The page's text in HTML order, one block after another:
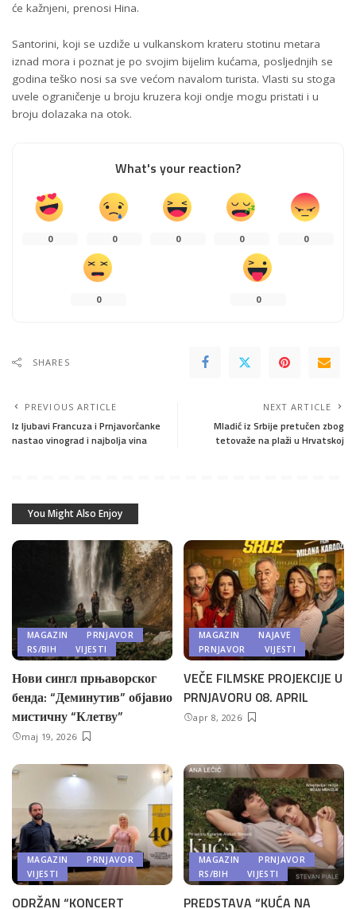
će kažnjeni, prenosi Hina.
Santorini, koji se uzdiže u vulkanskom krateru stotinu metara
iznad mora i poznat je po svojim bijelim kućama, posljednjih se
godina teško nosi sa sve većom navalom turista. Vlasti su stoga
uvele ograničenje u broju kruzera koji ondje mogu pristati i u
broju dolazaka na otok.
What's your reaction?
0 0 0 0 0
0 0
SHARES
PREVIOUS ARTICLE
Iz ljubavi Francuza i Prnjavorčanke
nastao vinograd i najbolja vina
NEXT ARTICLE
Mladić iz Srbije pretučen zbog
tetovaže na plaži u Hrvatskoj
You Might Also Enjoy
MAGAZIN
PRNJAVOR
RS/BIH
VIJESTI
Нови сингл прњаворског
бенда: “Деминутив” објавио
мистичну “Клетву”
maj 19, 2026
MAGAZIN
NAJAVE
PRNJAVOR
VIJESTI
VEČE FILMSKE PROJEKCIJE U
PRNJAVORU 08. APRIL
apr 8, 2026
MAGAZIN
PRNJAVOR
VIJESTI
ODRŽAN “KONCERT
MAGAZIN
PRNJAVOR
RS/BIH
VIJESTI
PREDSTAVA “KUĆA NA